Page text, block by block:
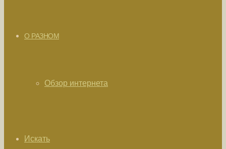
О РАЗНОМ
Обзор интернета
Искать